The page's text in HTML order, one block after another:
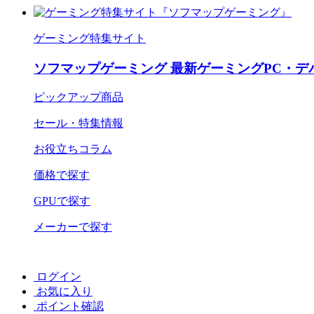
ゲーミング特集サイト
ソフマップゲーミング 最新ゲーミングPC・デ
ピックアップ商品
セール・特集情報
お役立ちコラム
価格で探す
GPUで探す
メーカーで探す
ログイン
お気に入り
ポイント確認